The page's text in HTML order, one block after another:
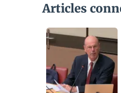
Articles